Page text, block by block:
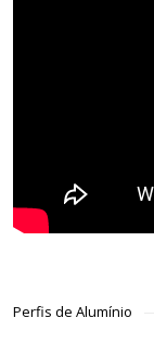
Perfis de Alumínio